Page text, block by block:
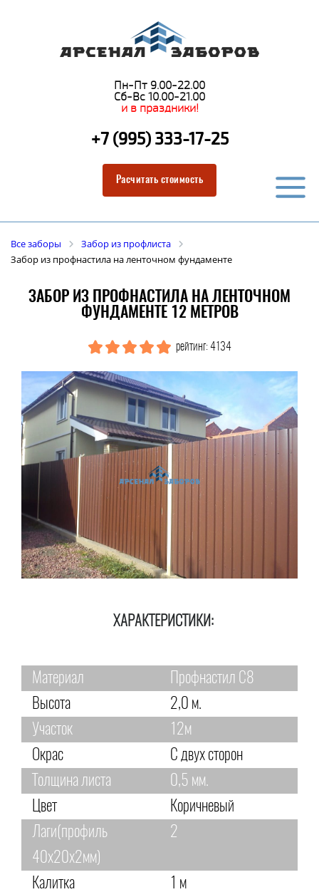
Пн-Пт 9.00-22.00
Сб-Вс 10.00-21.00
и в праздники!
+7 (995) 333-17-25
Расчитать стоимость
Все заборы
Забор из профлиста
Забор из профнастила на ленточном фундаменте
ЗАБОР ИЗ ПРОФНАСТИЛА НА ЛЕНТОЧНОМ
ФУНДАМЕНТЕ 12 МЕТРОВ
рейтинг: 4134
ХАРАКТЕРИСТИКИ:
Материал
Профнастил С8
Высота
2,0 м.
Участок
12м
Окрас
С двух сторон
Толщина листа
0,5 мм.
Цвет
Коричневый
Лаги(профиль
40х20х2мм)
2
Калитка
1 м